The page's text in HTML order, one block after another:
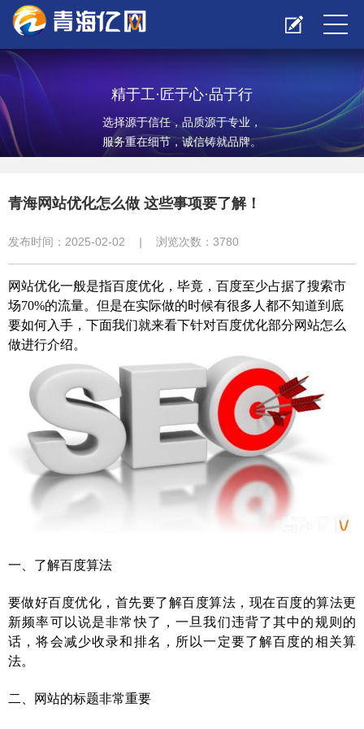
精于工·匠于心·品于行
选择源于信任，品质源于专业，
服务重在细节，诚信铸就品牌。
青海网站优化怎么做 这些事项要了解！
发布时间：2025-02-02 | 浏览次数： 3780
网站优化一般是指百度优化，毕竟，百度至少占据了搜索市
场70%的流量。但是在实际做的时候有很多人都不知道到底
要如何入手，下面我们就来看下针对百度优化部分网站怎么
做进行介绍。
一、了解百度算法
要做好百度优化，首先要了解百度算法，现在百度的算法更
新频率可以说是非常快了，一旦我们违背了其中的规则的
话，将会减少收录和排名，所以一定要了解百度的相关算
法。
二、网站的标题非常重要